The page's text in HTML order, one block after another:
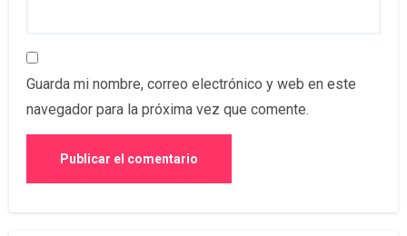
Guarda mi nombre, correo electrónico y web en este
navegador para la próxima vez que comente.